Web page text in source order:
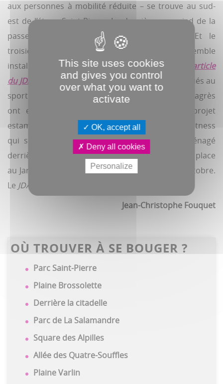
aux personnes à mobilité réduite – se trouve au sud-
est de l’étang Saint-Pierre. Le deuxième, au pied de la
passerelle Samarobriva en (re)construction. Et le
troisième, près du terrain de basket. Cet ensemble
installé dans un parc en transformation( lire ici l’article
du JDA #1084
)rejoint la liste des équipements voués au
sport santé
(lire ci-contre).L’année dernière, sept agrès
ont en effet fleuri plaine Brossolette, autre projet
estampillé budget participatif. Quant à l’aire de fitness
qui se trouvait devant la citadelle, elle a déménagé
derrière, près de la porte d’Abbeville pour laisser place
au Jardin de la paix australien inauguré ce 16 octobre.
Le JDA
Jean-Christophe Fouquet
OÙ TROUVER À SE BOUGER ?
Parc Saint-Pierre
Plaine Brossolette
Derrière la citadelle
Parc de La Salamandre
Square des Alpilles
Allée des Quatre-Souffles
Plaine Varlin
This site uses cookies
and gives you control
over what you want to
activate
OK, accept all
Deny all cookies
Personalize